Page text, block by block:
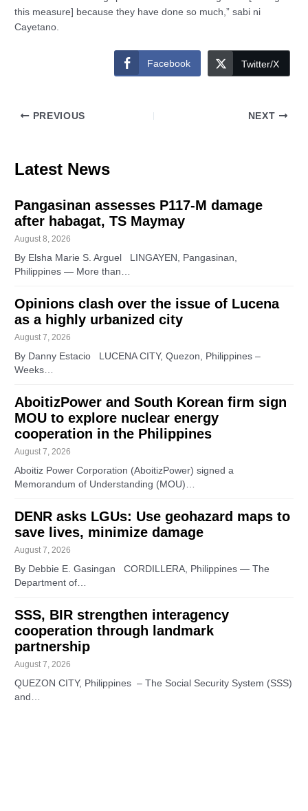
this measure] because they have done so much,” sabi ni
Cayetano.
Facebook Twitter/X
PREVIOUS NEXT
Latest News
Pangasinan assesses P117-M damage
after habagat, TS Maymay
August 8, 2026
By Elsha Marie S. Arguel LINGAYEN, Pangasinan,
Philippines — More than…
Opinions clash over the issue of Lucena
as a highly urbanized city
August 7, 2026
By Danny Estacio LUCENA CITY, Quezon, Philippines –
Weeks…
AboitizPower and South Korean firm sign
MOU to explore nuclear energy
cooperation in the Philippines
August 7, 2026
Aboitiz Power Corporation (AboitizPower) signed a
Memorandum of Understanding (MOU)…
DENR asks LGUs: Use geohazard maps to
save lives, minimize damage
August 7, 2026
By Debbie E. Gasingan CORDILLERA, Philippines — The
Department of…
SSS, BIR strengthen interagency
cooperation through landmark
partnership
August 7, 2026
QUEZON CITY, Philippines – The Social Security System (SSS)
and…